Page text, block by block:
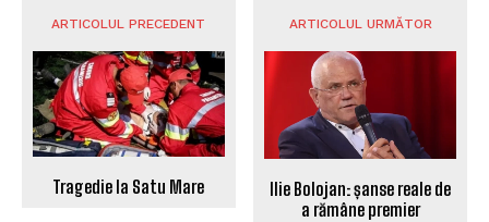
ARTICOLUL PRECEDENT
Tragedie la Satu Mare
ARTICOLUL URMĂTOR
Ilie Bolojan: șanse reale de
a rămâne premier